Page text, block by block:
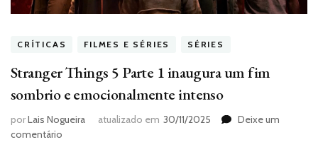
CRÍTICAS FILMES E SÉRIES SÉRIES
Stranger Things 5 Parte 1 inaugura um fim
sombrio e emocionalmente intenso
porLais Nogueira atualizado em 30/11/2025
Deixe um
comentário